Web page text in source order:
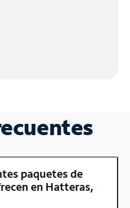
paquetes de
en Hatteras,